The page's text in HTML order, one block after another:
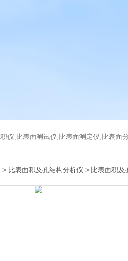
,比表面测试仪,比表面测定仪,比表面分析仪,比表
> 比表面积及孔结构分析仪 > 比表面积及